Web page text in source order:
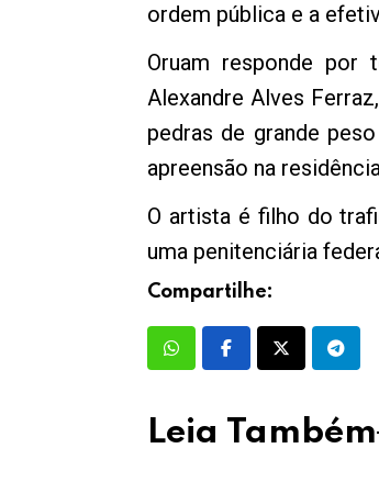
ordem pública e a
Oruam responde por
Alexandre Alves
pedras de grande
apreensão na
O artista é filho do
uma penitenciária
Compartilhe:
Leia Também